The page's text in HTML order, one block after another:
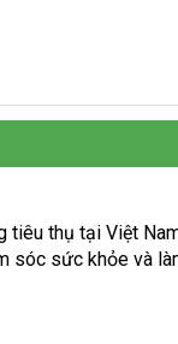
tiêu thụ tại Việt
sóc sức khỏe và